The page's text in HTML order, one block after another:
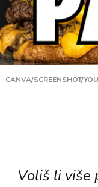
CANVA/SCREENSHOT/
Voliš li više